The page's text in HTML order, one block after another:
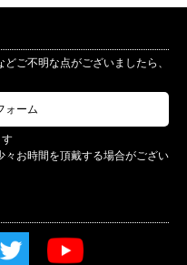
ご不明な点がございましたら、
ォーム
々お時間を頂戴する場合がござい